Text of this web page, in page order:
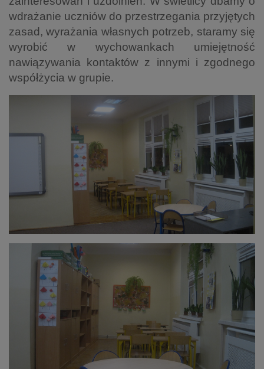
wdrażanie uczniów do przestrzegania przyjętych
zasad, wyrażania własnych potrzeb, staramy się
wyrobić w wychowankach umiejętność
nawiązywania kontaktów z innymi i zgodnego
współżycia w grupie.